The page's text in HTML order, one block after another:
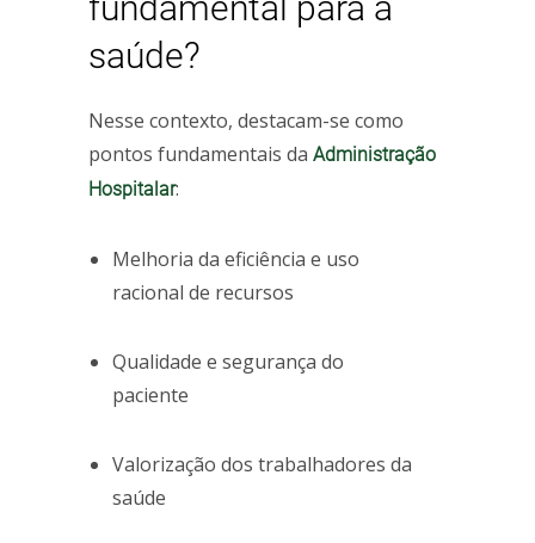
saúde?
Nesse contexto, destacam-se como
pontos fundamentais da Administração
Hospitalar:
Melhoria da eficiência e uso
racional de recursos
Qualidade e segurança do
paciente
Valorização dos trabalhadores da
saúde